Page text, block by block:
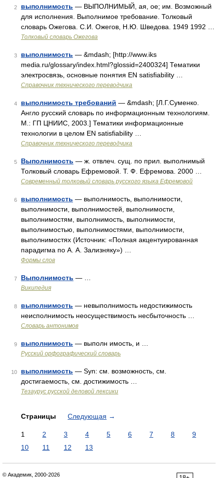
2 выполнимость — ВЫПОЛНИМЫЙ, ая, ое; им. Возможный
для исполнения. Выполнимое требование. Толковый
словарь Ожегова. С.И. Ожегов, Н.Ю. Шведова. 1949 1992 …
Толковый словарь Ожегова
3 выполнимость — &mdash; [http://www.iks
media.ru/glossary/index.html?glossid=2400324] Тематики
электросвязь, основные понятия EN satisfiability …
Справочник технического переводчика
4 выполнимость требований — &mdash; [Л.Г.Суменко.
Англо русский словарь по информационным технологиям.
М.: ГП ЦНИИС, 2003.] Тематики информационные
технологии в целом EN satisfiability …
Справочник технического переводчика
5 Выполнимость — ж. отвлеч. сущ. по прил. выполнимый
Толковый словарь Ефремовой. Т. Ф. Ефремова. 2000 …
Современный толковый словарь русского языка Ефремовой
6 выполнимость — выполнимость, выполнимости,
выполнимости, выполнимостей, выполнимости,
выполнимостям, выполнимость, выполнимости,
выполнимостью, выполнимостями, выполнимости,
выполнимостях (Источник: «Полная акцентуированная
парадигма по А. А. Зализняку») …
Формы слов
7 Выполнимость — …
Википедия
8 выполнимость — невыполнимость недостижимость
неисполнимость неосуществимость несбыточность …
Словарь антонимов
9 выполнимость — выполн имость, и …
Русский орфографический словарь
10 выполнимость — Syn: см. возможность, см.
достигаемость, см. достижимость …
Тезаурус русской деловой лексики
Страницы Следующая →
1 2 3 4 5 6 7 8
9
10
11 12 13
© Академик, 2000-2026